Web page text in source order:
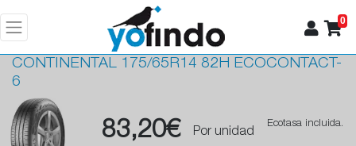
0
CONTINENTAL 175/65R14 82H ECOCONTACT-
6
83,20€ Por unidad
Ecotasa incluida.